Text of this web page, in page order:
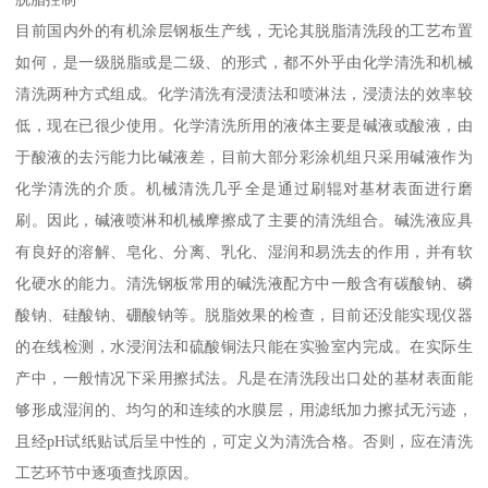
目前国内外的有机涂层钢板生产线，无论其脱脂清洗段的工艺布置
如何，是一级脱脂或是二级、的形式，都不外乎由化学清洗和机械
清洗两种方式组成。化学清洗有浸渍法和喷淋法，浸渍法的效率较
低，现在已很少使用。化学清洗所用的液体主要是碱液或酸液，由
于酸液的去污能力比碱液差，目前大部分彩涂机组只采用碱液作为
化学清洗的介质。机械清洗几乎全是通过刷辊对基材表面进行磨
刷。因此，碱液喷淋和机械摩擦成了主要的清洗组合。碱洗液应具
有良好的溶解、皂化、分离、乳化、湿润和易洗去的作用，并有软
化硬水的能力。清洗钢板常用的碱洗液配方中一般含有碳酸钠、磷
酸钠、硅酸钠、硼酸钠等。脱脂效果的检查，目前还没能实现仪器
的在线检测，水浸润法和硫酸铜法只能在实验室内完成。在实际生
产中，一般情况下采用擦拭法。凡是在清洗段出口处的基材表面能
够形成湿润的、均匀的和连续的水膜层，用滤纸加力擦拭无污迹，
且经pH试纸贴试后呈中性的，可定义为清洗合格。否则，应在清洗
工艺环节中逐项查找原因。